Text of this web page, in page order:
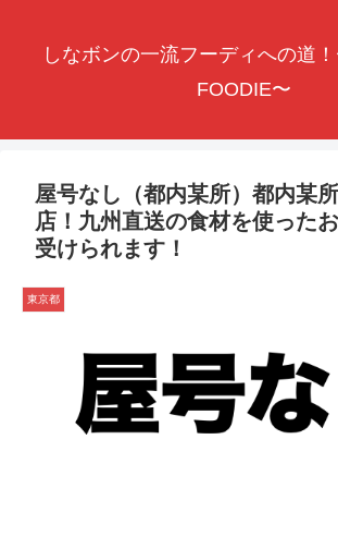
しなボンの一流フーディへの道
FOODIE〜
屋号なし（都内某所）都内某
店！九州直送の食材を使った
受けられます！
東京都